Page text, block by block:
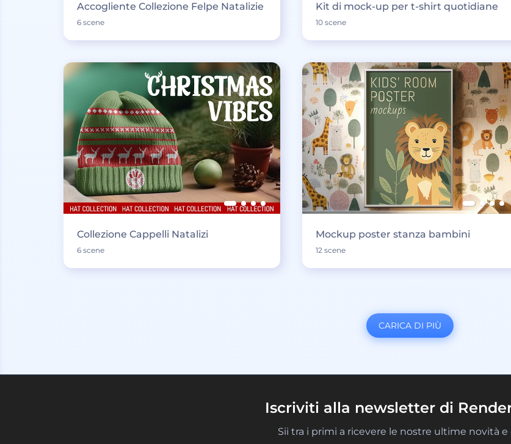
Accogliente Collezione Felpe Natalizie
6 scene
Kit di mock-up per t-shirt quotidiane
10 scene
Collezione Cappelli Natalizi
6 scene
Mockup poster stanza bambini
12 scene
CARICA DI PIÙ
Iscriviti alla newsletter di
Sii tra i primi a ricevere le nostre ultime novità e